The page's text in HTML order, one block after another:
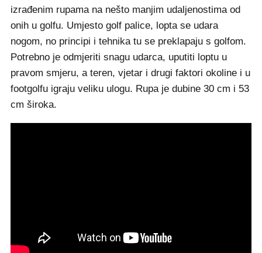
izrađenim rupama na nešto manjim udaljenostima od
onih u golfu. Umjesto golf palice, lopta se udara
nogom, no principi i tehnika tu se preklapaju s golfom.
Potrebno je odmjeriti snagu udarca, uputiti loptu u
pravom smjeru, a teren, vjetar i drugi faktori okoline i u
footgolfu igraju veliku ulogu. Rupa je dubine 30 cm i 53
cm široka.